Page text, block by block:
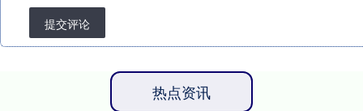
提交评论
热点资讯